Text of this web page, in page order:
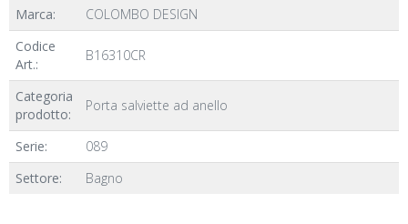
Marca:
COLOMBO DESIGN
Codice
Art.:
B16310CR
Categoria
prodotto:
Porta salviette ad anello
Serie:
089
Settore:
Bagno